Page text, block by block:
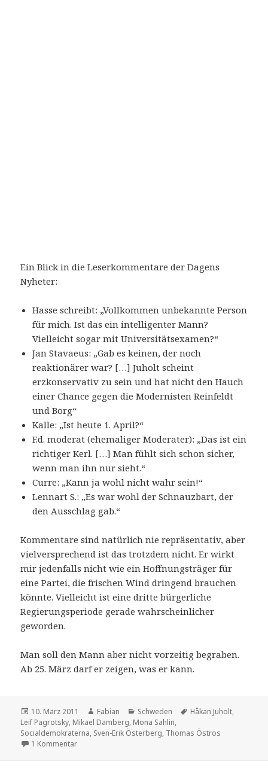
Ein Blick in die Leserkommentare der Dagens
Nyheter:
Hasse schreibt: „Vollkommen unbekannte Person
für mich. Ist das ein intelligenter Mann?
Vielleicht sogar mit Universitätsexamen?“
Jan Stavaeus: „Gab es keinen, der noch
reaktionärer war? […] Juholt scheint
erzkonservativ zu sein und hat nicht den Hauch
einer Chance gegen die Modernisten Reinfeldt
und Borg“
Kalle: „Ist heute 1. April?“
F.d. moderat (ehemaliger Moderater): „Das ist ein
richtiger Kerl. […] Man fühlt sich schon sicher,
wenn man ihn nur sieht.“
Curre: „Kann ja wohl nicht wahr sein!“
Lennart S.: „Es war wohl der Schnauzbart, der
den Ausschlag gab.“
Kommentare sind natürlich nie repräsentativ, aber
vielversprechend ist das trotzdem nicht. Er wirkt
mir jedenfalls nicht wie ein Hoffnungsträger für
eine Partei, die frischen Wind dringend brauchen
könnte. Vielleicht ist eine dritte bürgerliche
Regierungsperiode gerade wahrscheinlicher
geworden.
Man soll den Mann aber nicht vorzeitig begraben.
Ab 25. März darf er zeigen, was er kann.
Veröffentlicht
am
10. März 2011 Autor
Fabian Kategorien
Schweden Schlagwörter
Håkan Juholt,
Leif Pagrotsky, Mikael Damberg, Mona Sahlin,
Socialdemokraterna, Sven-Erik Österberg, Thomas Östros
1 Kommentarzu Schwedens nächster Regierungschef (?)